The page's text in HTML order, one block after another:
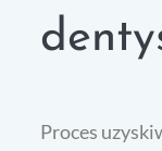
Proces